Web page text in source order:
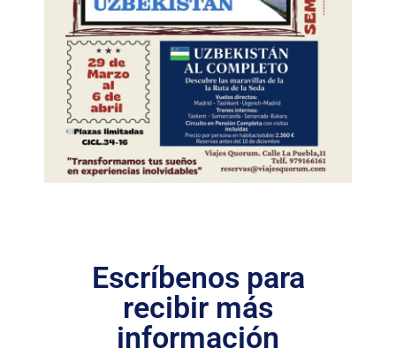
Escríbenos para
recibir más
información